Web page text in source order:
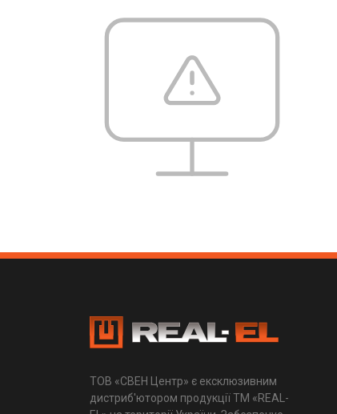
ТОВ «СВЕН Центр» є ексклюзивним
дистриб'ютором продукції ТМ «REAL-